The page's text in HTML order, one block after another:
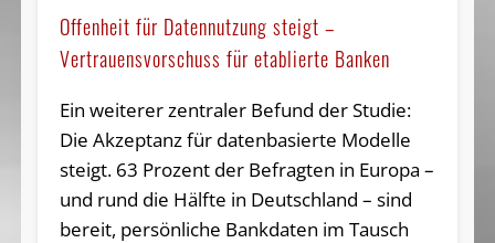
Offenheit für Datennutzung steigt –
Vertrauensvorschuss für etablierte Banken
Ein weiterer zentraler Befund der Studie:
Die Akzeptanz für datenbasierte Modelle
steigt. 63 Prozent der Befragten in Europa –
und rund die Hälfte in Deutschland – sind
bereit, persönliche Bankdaten im Tausch